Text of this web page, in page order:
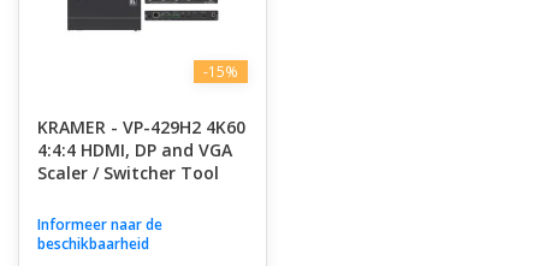
-15%
KRAMER - VP-429H2 4K60
4:4:4 HDMI, DP and VGA
Scaler / Switcher Tool
Informeer naar de
beschikbaarheid